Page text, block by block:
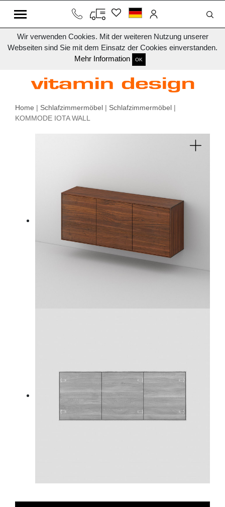
Wir verwenden Cookies. Mit der weiteren Nutzung unserer
Webseiten sind Sie mit dem Einsatz der Cookies einverstanden.
Mehr Information
OK
Home | Schlafzimmermöbel | Schlafzimmermöbel |
KOMMODE IOTA WALL